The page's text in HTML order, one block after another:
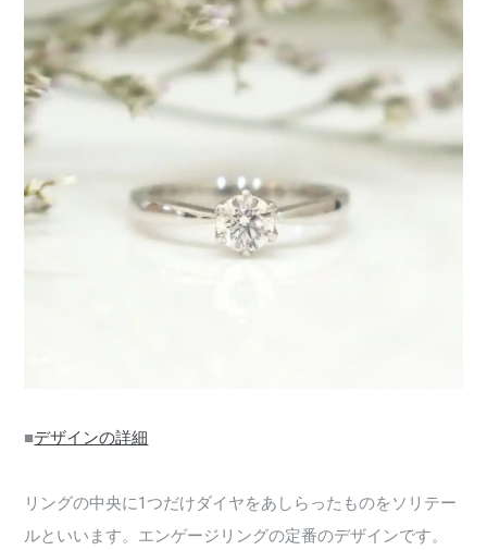
■デザインの詳細
リングの中央に1つだけダイヤをあしらったものをソリテー
ルといいます。エンゲージリングの定番のデザインです。